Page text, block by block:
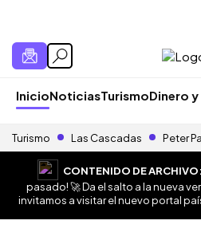
InicioNoticiasTurismoDinero
Turismo Las Cascadas Peter
CONTENIDO DE ARCHIVO:
pasado! 🚀 Da el salto a la nueva
invitamos a visitar el nuevo portal